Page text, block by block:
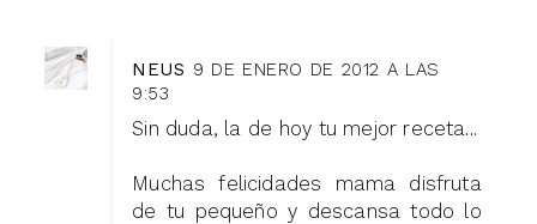
NEUS 9 DE ENERO DE 2012 A LAS
9:53
Sin duda, la de hoy tu mejor receta...
Muchas felicidades mama disfruta
de tu pequeño y descansa todo lo